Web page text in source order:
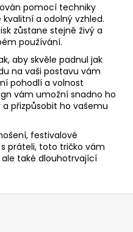
pomocí techniky
a odolný vzhled.
zůstane stejně živý a
používání.
aby skvěle padnul jak
na vaši postavu vám
pohodlí a volnost
vám umožní snadno ho
přizpůsobit ho vašemu
festivalové
práteli, toto tričko vám
ale také dlouhotrvající